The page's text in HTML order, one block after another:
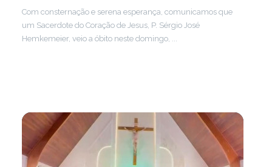
Com consternação e serena esperança, comunicamos que
um Sacerdote do Coração de Jesus, P. Sérgio José
Hemkemeier, veio a óbito neste domingo, ...